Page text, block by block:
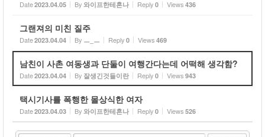
Date2023.04.05 By 와이프한테혼나 Reply 0 Views 436
그랜져의 미친 질주
Date2023.04.04 By ㅡ_ㅡ Reply 0 Views 469
남친이 사촌 여동생과 단둘이 여행간다는데 어떡해 생각함?
Date2023.04.04 By 잘생긴것들이란 Reply 0 Views 943
택시기사를 폭행한 몰상식한 여자
Date2023.04.03 By 와이프한테혼나 Reply 0 Views 526